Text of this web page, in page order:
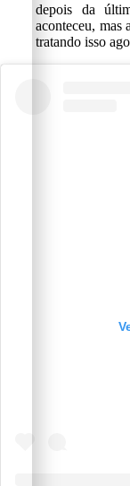
depois da
aconteceu,
tratando isso